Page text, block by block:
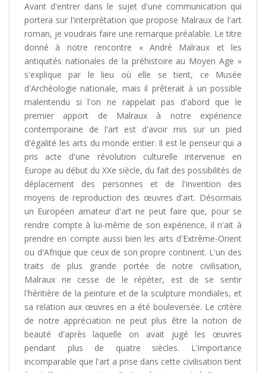
Avant d'entrer dans le sujet d'une communication qui
portera sur l'interprétation que propose Malraux de l'art
roman, je voudrais faire une remarque préalable. Le titre
donné à notre rencontre « André Malraux et les
antiquités nationales de la préhistoire au Moyen Age »
s'explique par le lieu où elle se tient, ce Musée
d'Archéologie nationale, mais il prêterait à un possible
malentendu si l'on ne rappelait pas d'abord que le
premier apport de Malraux à notre expérience
contemporaine de l'art est d'avoir mis sur un pied
d'égalité les arts du monde entier. Il est le penseur qui a
pris acte d'une révolution culturelle intervenue en
Europe au début du XXe siècle, du fait des possibilités de
déplacement des personnes et de l'invention des
moyens de reproduction des œuvres d'art. Désormais
un Européen amateur d'art ne peut faire que, pour se
rendre compte à lui-même de son expérience, il n'ait à
prendre en compte aussi bien les arts d'Extrême-Orient
ou d'Afrique que ceux de son propre continent. L'un des
traits de plus grande portée de notre civilisation,
Malraux ne cesse de le répéter, est de se sentir
l'héritière de la peinture et de la sculpture mondiales, et
sa relation aux œuvres en a été bouleversée. Le critère
de notre appréciation ne peut plus être la notion de
beauté d'après laquelle on avait jugé les œuvres
pendant plus de quatre siècles. L'importance
incomparable que l'art a prise dans cette civilisation tient